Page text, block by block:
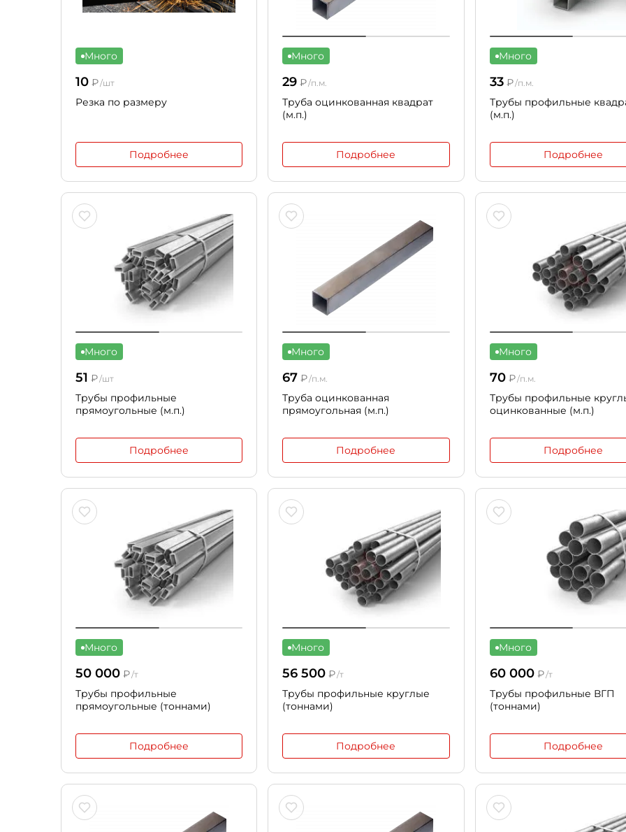
Много
10 ₽/шт
Резка по размеру
Подробнее
Много
29 ₽/п.м.
Труба оцинкованная квадрат
(м.п.)
Подробнее
Много
33₽/п.м.
Трубы профильные
(м.п.)
Подробнее
Много
51 ₽/шт
Трубы профильные
прямоугольные (м.п.)
Подробнее
Много
67 ₽/п.м.
Труба оцинкованная
прямоугольная (м.п.)
Подробнее
Много
70₽/п.м.
Трубы профильные
оцинкованные (м.п.)
Подробнее
Много
50 000 ₽/т
Трубы профильные
прямоугольные (тоннами)
Подробнее
Много
56 500 ₽/т
Трубы профильные круглые
(тоннами)
Подробнее
Много
60 000₽/т
Трубы профильные ВГП
(тоннами)
Подробнее